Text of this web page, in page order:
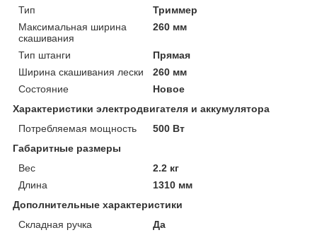
Тип
Триммер
Максимальная ширина
скашивания
260 мм
Тип штанги
Прямая
Ширина скашивания лески
260 мм
Состояние
Новое
Характеристики электродвигателя и аккумулятора
Потребляемая мощность
500 Вт
Габаритные размеры
Вес
2.2 кг
Длина
1310 мм
Дополнительные характеристики
Складная ручка
Да